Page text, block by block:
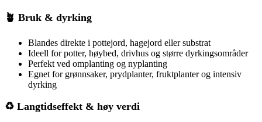
🪴 Bruk & dyrking
Blandes direkte i pottejord, hagejord eller substrat
Ideell for potter, høybed, drivhus og større dyrkingsområder
Perfekt ved omplanting og nyplanting
Egnet for grønnsaker, prydplanter, fruktplanter og intensiv
dyrking
♻️ Langtidseffekt & høy verdi